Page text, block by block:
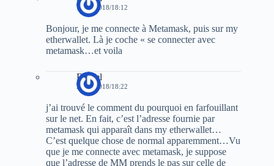
19/01/2018/18:12
Bonjour, je me connecte à Metamask, puis sur my
etherwallet. Là je coche « se connecter avec
metamask…et voila
Daniel
20/01/2018/18:22
j’ai trouvé le comment du pourquoi en farfouillant
sur le net. En fait, c’est l’adresse fournie par
metamask qui apparaît dans my etherwallet…
C’est quelque chose de normal apparemment…Vu
que je me connecte avec metamask, je suppose
que l’adresse de MM prends le pas sur celle de